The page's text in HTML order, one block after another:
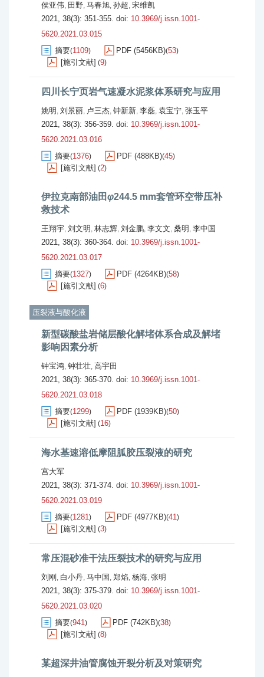
侯亚伟, 田野, 马春旭, 孙超, 宋维凯
2021, 38(3): 351-355. doi: 10.3969/j.issn.1001-
5620.2021.03.015
摘要(1109) PDF (5456KB)(53)
[施引文献] (9)
四川长宁页岩气速凝水泥浆体系研究与应用
姚明 , 刘景丽, 卢三杰, 钟新新, 李磊, 袁宝宁, 张玉平
2021, 38(3): 356-359. doi: 10.3969/j.issn.1001-
5620.2021.03.016
摘要(1376) PDF (488KB)(45)
[施引文献] (2)
伊拉克南部油田φ244.5 mm套管环空带压补
救技术
王翔宇, 刘文明 , 林志辉, 刘金鹏, 李文文, 桑明 , 李中国
2021, 38(3): 360-364. doi: 10.3969/j.issn.1001-
5620.2021.03.017
摘要(1327) PDF (4264KB)(58)
[施引文献] (6)
压裂液与酸化液
新型碳酸盐岩储层酸化解堵体系合成及解堵
影响因素分析
钟宝鸿, 钟壮壮, 高宇田
2021, 38(3): 365-370. doi: 10.3969/j.issn.1001-
5620.2021.03.018
摘要(1299) PDF (1939KB)(50)
[施引文献] (16)
海水基速溶低摩阻胍胶压裂液的研究
宫大军
2021, 38(3): 371-374. doi: 10.3969/j.issn.1001-
5620.2021.03.019
摘要(1281) PDF (4977KB)(41)
[施引文献] (3)
常压混砂准干法压裂技术的研究与应用
刘刚 , 白小丹, 马中国 , 郑焰, 杨海, 张明
2021, 38(3): 375-379. doi: 10.3969/j.issn.1001-
5620.2021.03.020
摘要(941) PDF (742KB)(38)
[施引文献] (8)
某超深井油管腐蚀开裂分析及对策研究